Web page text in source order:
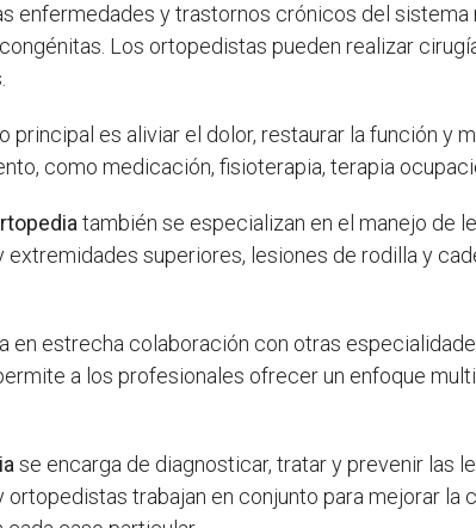
enfermedades y trastornos crónicos del
Los ortopedistas pueden realizar
principal es aliviar el dolor, restaurar la función y
como medicación, fisioterapia, terapia
también se especializan en el manejo de
extremidades superiores, lesiones de rodilla y
en estrecha colaboración con otras
a los profesionales ofrecer un enfoque
se encarga de diagnosticar, tratar y prevenir las
trabajan en conjunto para mejorar la